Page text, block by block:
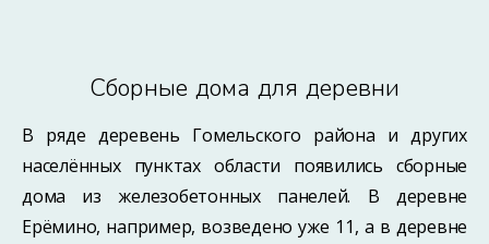
Сборные дома для деревни
В ряде деревень Гомельского района и других
населённых пунктах области появились сборные
дома из железобетонных панелей. В деревне
Ерёмино, например, возведено уже 11, а в деревне